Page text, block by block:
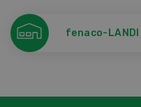
fenaco-LANDI